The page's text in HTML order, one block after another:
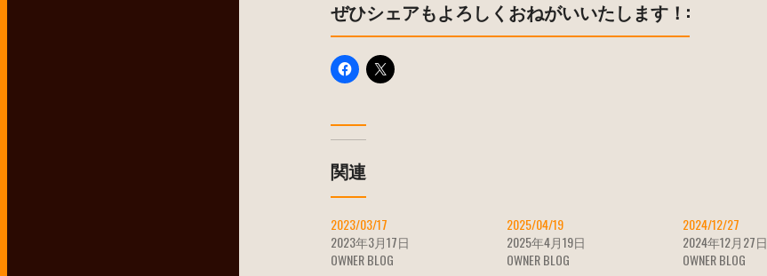
ぜひシェアもよろしくおねがいいたします！:
関連
2023/03/17
2023年3月17日
OWNER BLOG
2025/04/19
2025年4月19日
OWNER BLOG
2024/12/27
2024年12月27日
OWNER BLOG